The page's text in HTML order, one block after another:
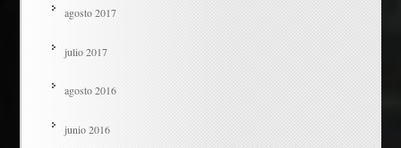
agosto 2017
julio 2017
agosto 2016
junio 2016